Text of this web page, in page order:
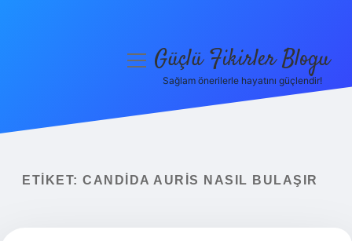
Yasal Uyarı
menüyüGüçlü Fikirler Blogu
Sağlam önerilerle hayatını güçlendir!
ETIKET: CANDIDA AURIS NASIL BULAŞIR